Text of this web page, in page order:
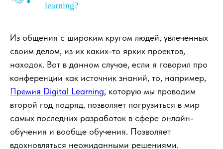
learning?
Из общения с широким кругом людей, увлеченных
своим делом, из их каких-то ярких проектов,
находок. Вот в данном случае, если я говорил про
конференции как источник знаний, то, например,
Премия Digital Learning, которую мы проводим
второй год подряд, позволяет погрузиться в мир
самых последних разработок в сфере онлайн-
обучения и вообще обучения. Позволяет
вдохновляться неожиданными решениями.